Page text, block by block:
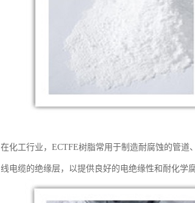
在化工行业，ECTFE树脂常用于制造耐腐蚀的管
线电缆的绝缘层，以提供良好的电绝缘性和耐化学腐